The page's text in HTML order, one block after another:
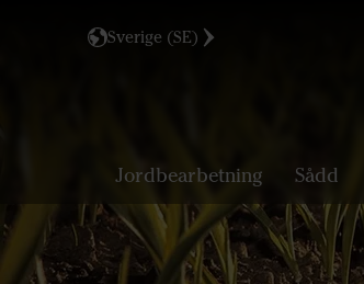
Sverige (SE)
Jordbearbetning Sådd